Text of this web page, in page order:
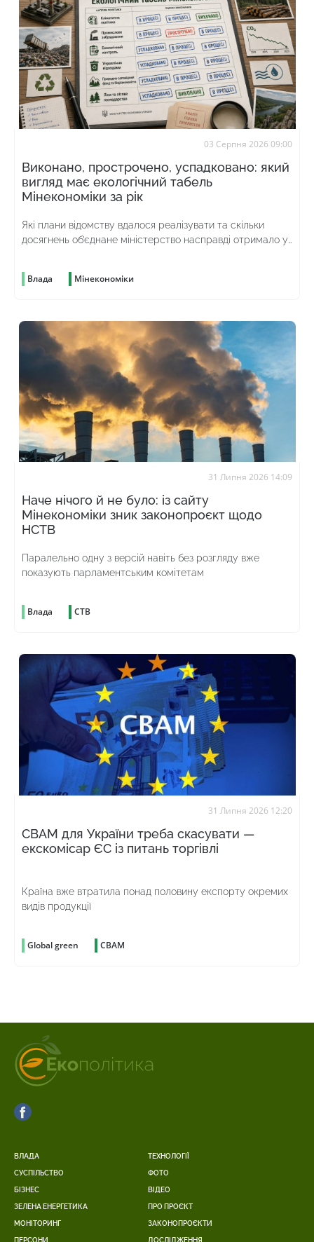
03 Серпня 2026 09:00
Виконано, прострочено, успадковано: який
вигляд має екологічний табель
Мінекономіки за рік
Які плани відомству вдалося реалізувати та скільки
досягнень об’єднане міністерство насправді отримало у
Влада Мінекономіки
31 Липня 2026 14:09
Наче нічого й не було: із сайту
Мінекономіки зник законопроєкт щодо
НСТВ
Паралельно одну з версій навіть без розгляду вже
показують парламентським комітетам
Влада СТВ
31 Липня 2026 12:20
CBAM для України треба скасувати —
екскомісар ЄС із питань торгівлі
Країна вже втратила понад половину експорту окремих
видів продукції
Global green CBAM
ВЛАДА
СУСПІЛЬСТВО
БІЗНЕС
ЗЕЛЕНА ЕНЕРГЕТИКА
МОНІТОРИНГ
ПЕРСОНИ
ТЕХНОЛОГІЇ
ФОТО
ВІДЕО
ПРО ПРОЄКТ
ЗАКОНОПРОЄКТИ
ДОСЛІДЖЕННЯ